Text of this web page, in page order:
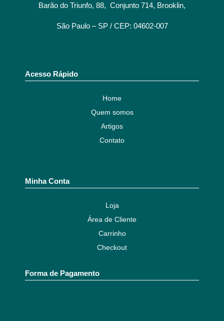
Barão do Triunfo, 88, Conjunto 714, Brooklin,
São Paulo – SP / CEP: 04602-007
Acesso Rápido
Home
Quem somos
Artigos
Contato
Minha Conta
Loja
Área de Cliente
Carrinho
Checkout
Forma de Pagamento